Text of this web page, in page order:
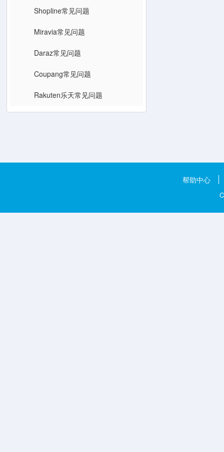
Shopline常见问题
Miravia常见问题
Daraz常见问题
Coupang常见问题
Rakuten乐天常见问题
帮助中心